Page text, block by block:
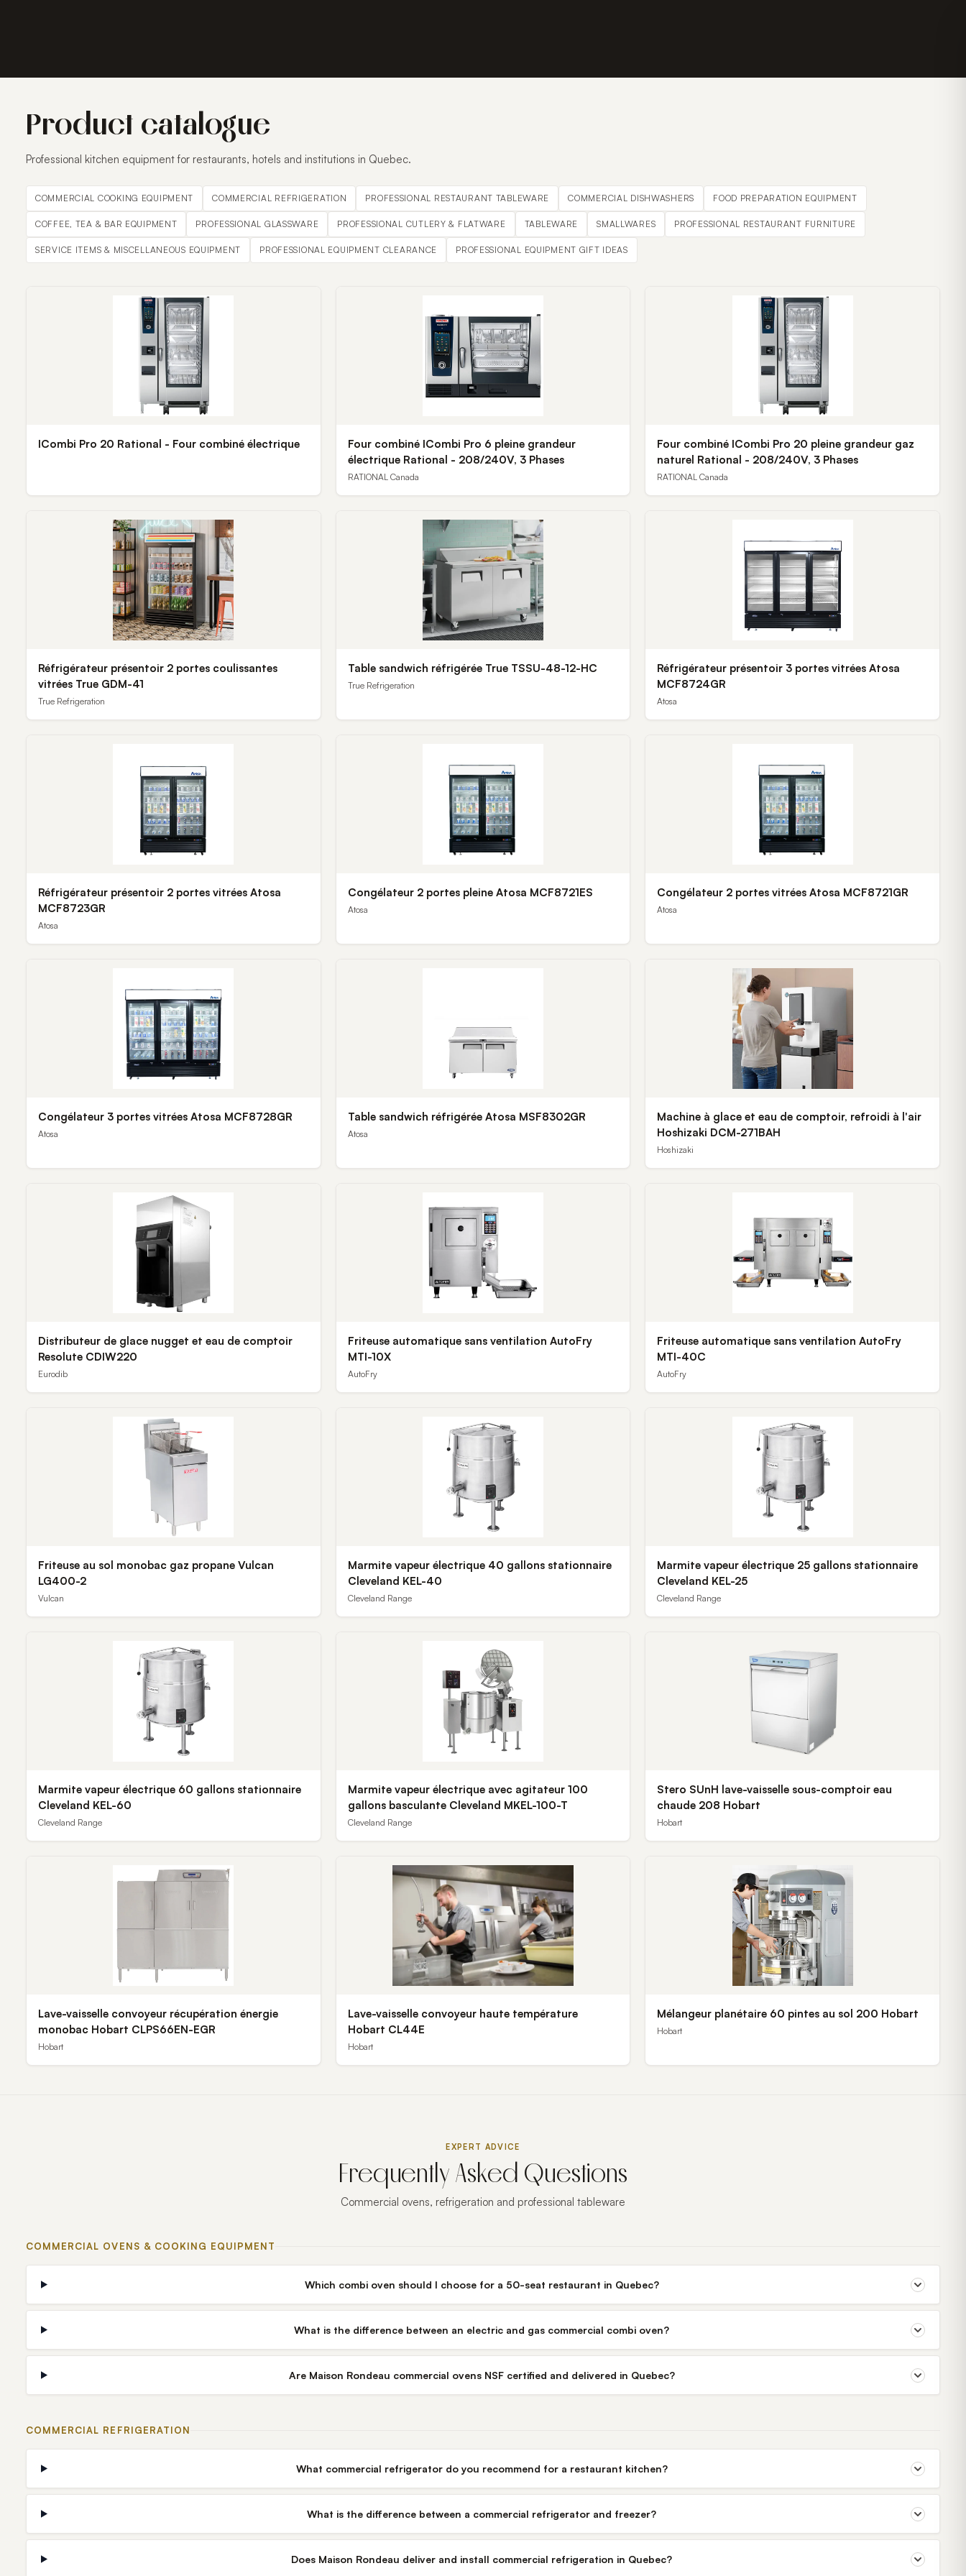
Product catalogue
Professional kitchen equipment for restaurants, hotels and institutions in Quebec.
COMMERCIAL COOKING EQUIPMENT COMMERCIAL REFRIGERATION PROFESSIONAL RESTAURANT TABLEWARE COMMERCIAL DISHWASHERS FOOD PREPARATION EQUIPMENT
COFFEE, TEA & BAR EQUIPMENT PROFESSIONAL GLASSWARE PROFESSIONAL CUTLERY & FLATWARE TABLEWARE SMALLWARES PROFESSIONAL RESTAURANT FURNITURE
SERVICE ITEMS & MISCELLANEOUS EQUIPMENT PROFESSIONAL EQUIPMENT CLEARANCE PROFESSIONAL EQUIPMENT GIFT IDEAS
ICombi Pro 20 Rational - Four combiné électrique
Four combiné ICombi Pro 6 pleine grandeur
électrique Rational - 208/240V, 3 Phases
RATIONAL Canada
Four combiné ICombi Pro 20 pleine grandeur gaz
naturel Rational - 208/240V, 3 Phases
RATIONAL Canada
Réfrigérateur présentoir 2 portes coulissantes
vitrées True GDM-41
True Refrigeration
Table sandwich réfrigérée True TSSU-48-12-HC
True Refrigeration
Réfrigérateur présentoir 3 portes vitrées Atosa
MCF8724GR
Atosa
Réfrigérateur présentoir 2 portes vitrées Atosa
MCF8723GR
Atosa
Congélateur 2 portes pleine Atosa MCF8721ES
Atosa
Congélateur 2 portes vitrées Atosa MCF8721GR
Atosa
Congélateur 3 portes vitrées Atosa MCF8728GR
Atosa
Table sandwich réfrigérée Atosa MSF8302GR
Atosa
Machine à glace et eau de comptoir, refroidi à l'air
Hoshizaki DCM-271BAH
Hoshizaki
Distributeur de glace nugget et eau de comptoir
Resolute CDIW220
Eurodib
Friteuse automatique sans ventilation AutoFry
MTI-10X
AutoFry
Friteuse automatique sans ventilation AutoFry
MTI-40C
AutoFry
Friteuse au sol monobac gaz propane Vulcan
LG400-2
Vulcan
Marmite vapeur électrique 40 gallons stationnaire
Cleveland KEL-40
Cleveland Range
Marmite vapeur électrique 25 gallons stationnaire
Cleveland KEL-25
Cleveland Range
Marmite vapeur électrique 60 gallons stationnaire
Cleveland KEL-60
Cleveland Range
Marmite vapeur électrique avec agitateur 100
gallons basculante Cleveland MKEL-100-T
Cleveland Range
Stero SUnH lave-vaisselle sous-comptoir eau
chaude 208 Hobart
Hobart
Lave-vaisselle convoyeur récupération énergie
monobac Hobart CLPS66EN-EGR
Hobart
Lave-vaisselle convoyeur haute température
Hobart CL44E
Hobart
Mélangeur planétaire 60 pintes au sol 200 Hobart
Hobart
EXPERT ADVICE
Frequently Asked Questions
Commercial ovens, refrigeration and professional tableware
COMMERCIAL OVENS & COOKING EQUIPMENT
Which combi oven should I choose for a 50-seat restaurant in Quebec?
What is the difference between an electric and gas commercial combi oven?
Are Maison Rondeau commercial ovens NSF certified and delivered in Quebec?
COMMERCIAL REFRIGERATION
What commercial refrigerator do you recommend for a restaurant kitchen?
What is the difference between a commercial refrigerator and freezer?
Does Maison Rondeau deliver and install commercial refrigeration in Quebec?